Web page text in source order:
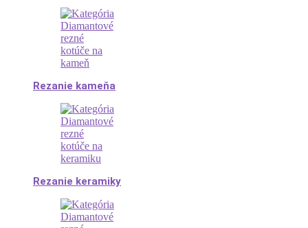
Rezanie kameňa
Rezanie keramiky